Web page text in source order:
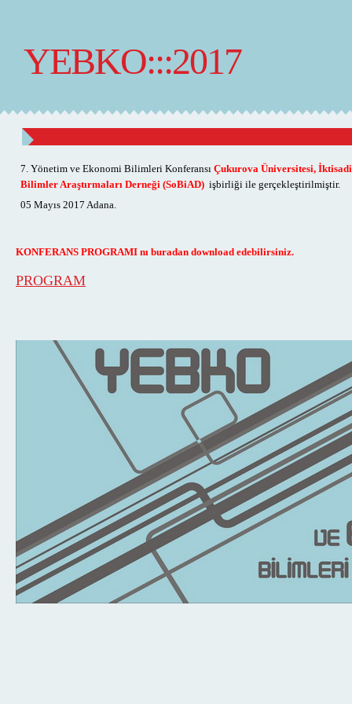
YEBKO:::2017
7. Yönetim ve Ekonomi Bilimleri Konferansı Çukurova Üniversitesi,
Bilimler Araştırmaları Derneği (SoBiAD) işbirliği ile gerçekleştirilmiştir.
05 Mayıs 2017 Adana.
KONFERANS PROGRAMI nı buradan download edebilirsiniz.
PROGRAM